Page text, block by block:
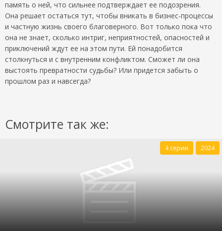
память о ней, что сильнее подтверждает ее подозрения.
Она решает остаться тут, чтобы вникать в бизнес-процессы
и частную жизнь своего благоверного. Вот только пока что
она не знает, сколько интриг, неприятностей, опасностей и
приключений ждут ее на этом пути. Ей понадобится
столкнуться и с внутренним конфликтом. Сможет ли она
выстоять превратности судьбы? Или придется забыть о
прошлом раз и навсегда?
Смотрите так же:
4 серии 2024